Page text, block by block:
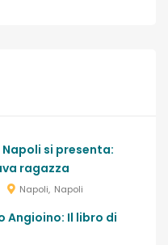
Napoli si presenta:
ragazza
Napoli Napoli
Angioino: Il libro di